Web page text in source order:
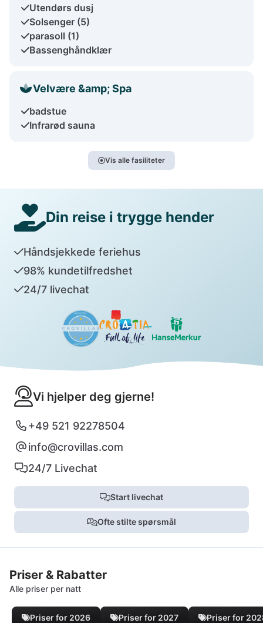
Utendørs dusj
Solsenger (5)
parasoll (1)
Bassenghåndklær
Velvære &amp; Spa
badstue
Infrarød sauna
Vis alle fasiliteter
Din reise i trygge hender
Håndsjekkede feriehus
98% kundetilfredshet
24/7 livechat
Vi hjelper deg gjerne!
+49 521 92278504
info@crovillas.com
24/7 Livechat
Start livechat
Ofte stilte spørsmål
Priser & Rabatter
Alle priser per natt
Priser for 2026 Priser for 2027 Priser for